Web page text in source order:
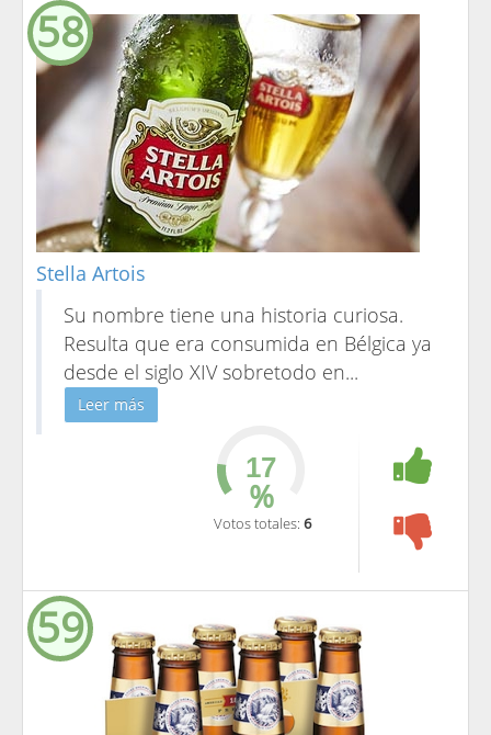
58
Stella Artois
Su nombre tiene una historia curiosa.
Resulta que era consumida en Bélgica ya
desde el siglo XIV sobretodo en...
Leer más
%
Votos totales: 6
59